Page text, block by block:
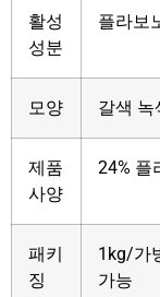
활성
성분
플라보
모양 갈색 녹
제품
사양
24% 플
패키
징
1kg/가
가능